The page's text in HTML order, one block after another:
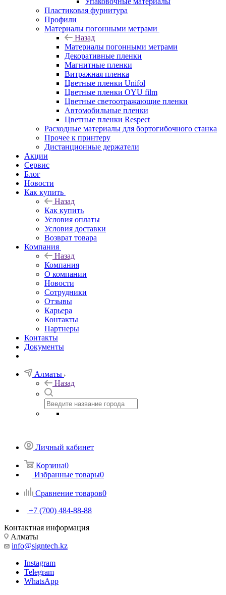
Пластиковая фурнитура
Профили
Материалы погонными метрами
Назад
Материалы погонными метрами
Декоративные пленки
Магнитные пленки
Витражная пленка
Цветные пленки Unifol
Цветные пленки OYU film
Цветные светоотражающие пленки
Автомобильные пленки
Цветные пленки Respect
Расходные материалы для бортогибочного станка
Прочее к принтеру
Дистанционные держатели
Акции
Сервис
Блог
Новости
Как купить
Назад
Как купить
Условия оплаты
Условия доставки
Возврат товара
Компания
Назад
Компания
О компании
Новости
Сотрудники
Отзывы
Карьера
Контакты
Партнеры
Контакты
Документы
Алматы
Назад
Личный кабинет
Корзина0
Избранные товары0
Сравнение товаров0
+7 (700) 484-88-88
Контактная информация
Алматы
info@signtech.kz
Instagram
Telegram
WhatsApp